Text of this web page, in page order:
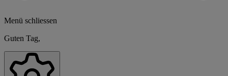
Menü schliessen
Guten Tag,